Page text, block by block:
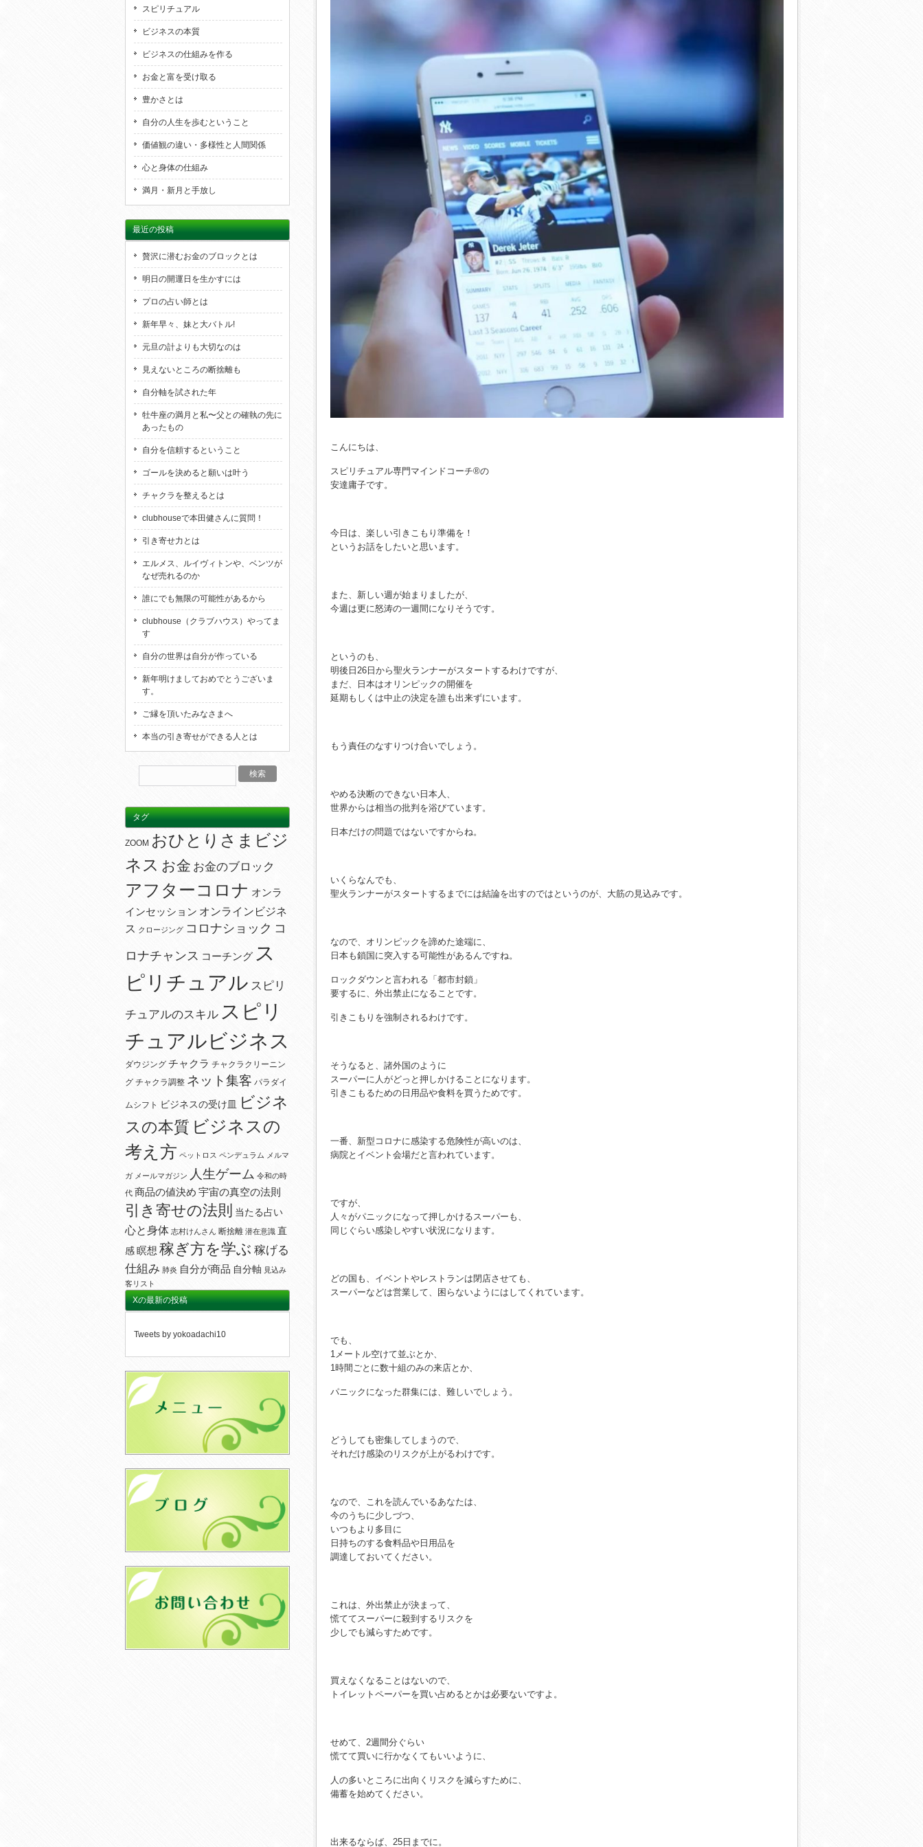
こんにちは、
スピリチュアル専門マインドコーチ®の
安達庸子です。
今日は、楽しい引きこもり準備を！
というお話をしたいと思います。
また、新しい週が始まりましたが、
今週は更に怒涛の一週間になりそうです。
というのも、
明後日26日から聖火ランナーがスタートするわけですが、
まだ、日本はオリンピックの開催を
延期もしくは中止の決定を誰も出来ずにいます。
もう責任のなすりつけ合いでしょう。
やめる決断のできない日本人、
世界からは相当の批判を浴びています。
日本だけの問題ではないですからね。
いくらなんでも、
聖火ランナーがスタートするまでには結論を出すのではというのが、大筋の見込みです。
なので、オリンピックを諦めた途端に、
日本も鎖国に突入する可能性があるんですね。
ロックダウンと言われる「都市封鎖」
要するに、外出禁止になることです。
引きこもりを強制されるわけです。
そうなると、諸外国のように
スーパーに人がどっと押しかけることになります。
引きこもるための日用品や食料を買うためです。
一番、新型コロナに感染する危険性が高いのは、
病院とイベント会場だと言われています。
ですが、
人々がパニックになって押しかけるスーパーも、
同じぐらい感染しやすい状況になります。
どの国も、イベントやレストランは閉店させても、
スーパーなどは営業して、困らないようにはしてくれています。
でも、
1メートル空けて並ぶとか、
1時間ごとに数十組のみの来店とか、
パニックになった群集には、難しいでしょう。
どうしても密集してしまうので、
それだけ感染のリスクが上がるわけです。
なので、これを読んでいるあなたは、
今のうちに少しづつ、
いつもより多目に
日持ちのする食料品や日用品を
調達しておいてください。
これは、外出禁止が決まって、
慌ててスーパーに殺到するリスクを
少しでも減らすためです。
買えなくなることはないので、
トイレットペーパーを買い占めるとかは必要ないですよ。
せめて、2週間分ぐらい
慌てて買いに行かなくてもいいように、
人の多いところに出向くリスクを減らすために、
備蓄を始めてください。
出来るならば、25日までに。
スピリチュアル
ビジネスの本質
ビジネスの仕組みを作る
お金と富を受け取る
豊かさとは
自分の人生を歩むということ
価値観の違い・多様性と人間関係
心と身体の仕組み
満月・新月と手放し
最近の投稿
贅沢に潜むお金のブロックとは
明日の開運日を生かすには
プロの占い師とは
新年早々、妹と大バトル!
元旦の計よりも大切なのは
見えないところの断捨離も
自分軸を試された年
牡牛座の満月と私〜父との確執の先に
あったもの
自分を信頼するということ
ゴールを決めると願いは叶う
チャクラを整えるとは
clubhouseで本田健さんに質問！
引き寄せ力とは
エルメス、ルイヴィトンや、ベンツが
なぜ売れるのか
誰にでも無限の可能性があるから
clubhouse（クラブハウス）やってま
す
自分の世界は自分が作っている
新年明けましておめでとうございま
す。
ご縁を頂いたみなさまへ
本当の引き寄せができる人とは
タグ
ZOOM おひとりさまビジ
ネス お金 お金のブロック
アフターコロナ オンラ
インセッション オンラインビジネ
ス クロージング コロナショック コ
ロナチャンス コーチング ス
ピリチュアル スピリ
チュアルのスキル スピリ
チュアルビジネス
ダウジング チャクラ チャクラクリーニン
グ チャクラ調整 ネット集客 パラダイ
ムシフト ビジネスの受け皿
ビジネ
スの本質 ビジネスの
考え方 ペットロス ペンデュラム メルマ
ガ メールマガジン 人生ゲーム 令和の時
代 商品の値決め 宇宙の真空の法則
引き寄せの法則 当たる占い
心と身体 志村けんさん 断捨離 潜在意識 直
感 瞑想 稼ぎ方を学ぶ 稼げる
仕組み 肺炎 自分が商品 自分軸 見込み
客リスト
Xの最新の投稿
Tweets by yokoadachi10